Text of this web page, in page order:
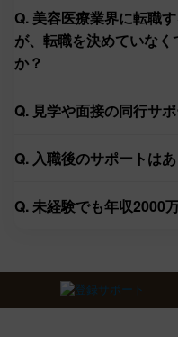
Q. 美容医療業界に転職
が、転職を決めていな
か？
Q. 見学や面接の同行サ
Q. 入職後のサポートは
Q. 未経験でも年収2000